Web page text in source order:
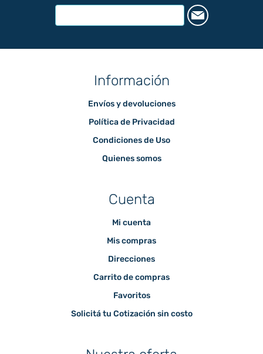
Información
Envíos y devoluciones
Política de Privacidad
Condiciones de Uso
Quienes somos
Cuenta
Mi cuenta
Mis compras
Direcciones
Carrito de compras
Favoritos
Solicitá tu Cotización sin costo